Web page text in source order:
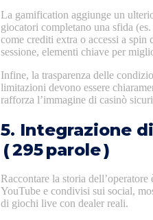
La gamification aggiunge un
giocatori completano una sfida
come crediti extra o accessi a
sessione, elementi chiave per
Infine, la trasparenza delle
limitazioni devono essere
rafforza l’immagine di casinò
5. Integrazione
( 295 parole )
Raccontare la storia
YouTube e condivisi sui social,
di giochi live con dealer reali.